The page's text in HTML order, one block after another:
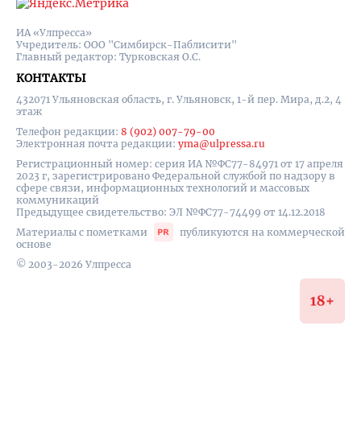
ИА «Улпресса»
Учредитель: ООО "Симбирск-Паблисити"
Главный редактор: Турковская О.С.
КОНТАКТЫ
432071 Ульяновская область, г. Ульяновск, 1-й пер. Мира, д.2, 4
этаж
Телефон редакции: 8 (902) 007-79-00
Электронная почта редакции: yma@ulpressa.ru
Регистрационный номер: серия ИА №ФС77-84971 от 17 апреля
2023 г, зарегистрировано Федеральной службой по надзору в
сфере связи, информационных технологий и массовых
коммуникаций
Предыдущее свидетельство: ЭЛ №ФС77-74499 от 14.12.2018
Материалы с пометками
публикуются на коммерческой
основе
© 2003-2026 Улпресса